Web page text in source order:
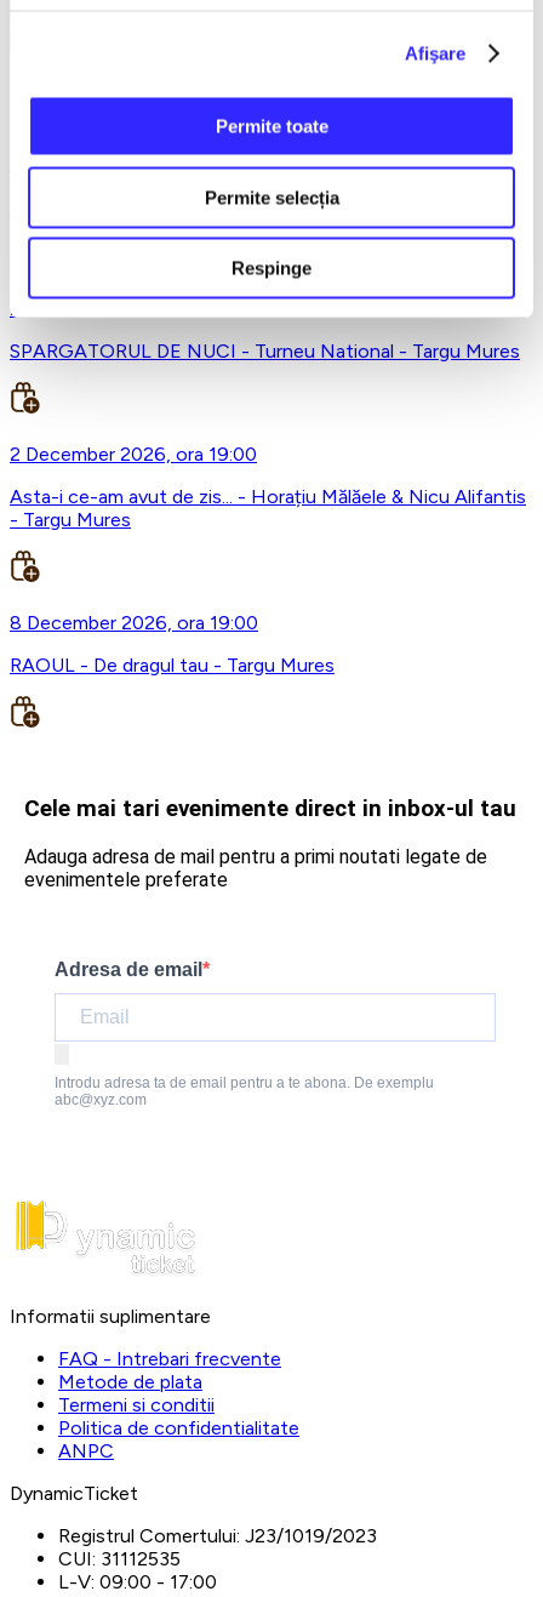
Afişare
Permite toate
Permite selecția
Respinge
Targu-Mures
4 November 2026, ora 19:00
The Evolution of Magic - Targu Mures
21 November 2026, ora 19:00
SPARGATORUL DE NUCI - Turneu National - Targu Mures
2 December 2026, ora 19:00
Asta-i ce-am avut de zis... - Horațiu Mălăele & Nicu Alifantis
- Targu Mures
8 December 2026, ora 19:00
RAOUL - De dragul tau - Targu Mures
Cele mai tari evenimente direct in inbox-ul tau
Adauga adresa de mail pentru a primi noutati legate de
evenimentele preferate
Adresa de email
Introdu adresa ta de email pentru a te abona. De exemplu
abc@xyz.com
Informatii suplimentare
FAQ - Intrebari frecvente
Metode de plata
Termeni si conditii
Politica de confidentialitate
ANPC
DynamicTicket
Registrul Comertului: J23/1019/2023
CUI: 31112535
L-V: 09:00 - 17:00